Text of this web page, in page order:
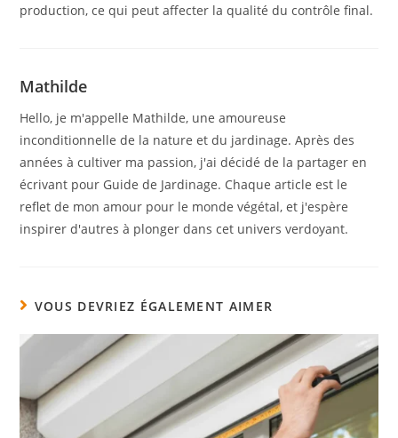
production, ce qui peut affecter la qualité du contrôle final.
Mathilde
Hello, je m'appelle Mathilde, une amoureuse
inconditionnelle de la nature et du jardinage. Après des
années à cultiver ma passion, j'ai décidé de la partager en
écrivant pour Guide de Jardinage. Chaque article est le
reflet de mon amour pour le monde végétal, et j'espère
inspirer d'autres à plonger dans cet univers verdoyant.
VOUS DEVRIEZ ÉGALEMENT AIMER